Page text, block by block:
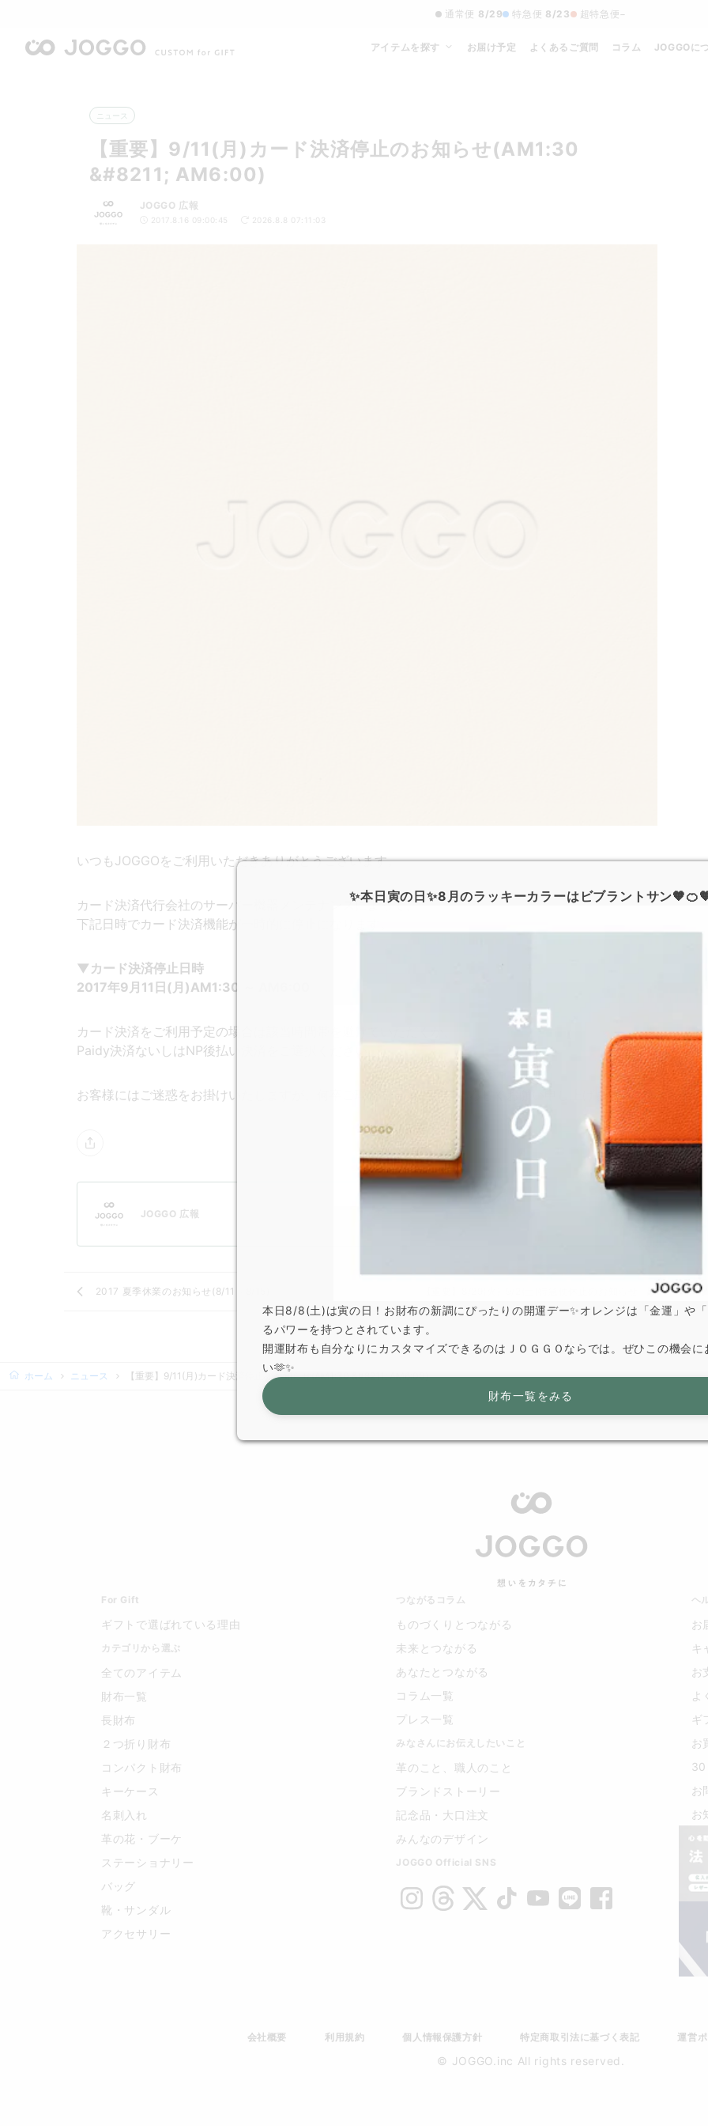
通常便 8/29 特急便 8/23 超特急便−
アイテムを探す お届け予定 よくあるご質問 コラム JOGGOに
ニュース
【重要】9/11(月)カード決済停止のお知らせ(AM1:30
&#8211; AM6:00)
JOGGO 広報
2017.8.16 09:00:45 2026.8.8 07:11:03
いつもJOGGOをご利用いただきありがとうございます。
カード決済代行会社のサーバー機器メンテナンスによって、
下記日時でカード決済機能が一時的に停止になります。
▼カード決済停止日時
2017年9月11日(月)AM1:30 ～ AM6:00
カード決済をご利用予定の場合は該当時間帯を避けていただくか、
Paidy決済ないしはNP後払い決済をご選択ください。
お客様にはご迷惑をお掛けいたしますが、何卒ご理解ご了承のほどよろしくお願い申し上げます。
JOGGO 広報
2017 夏季休業のお知らせ(8/11～8/15)
ホーム ニュース 【重要】9/11(月)カード決済停止のお知らせ(AM1:30 &#8211; AM6:00)
For Gift
ギフトで選ばれている理由
カテゴリから選ぶ
全てのアイテム
財布一覧
長財布
２つ折り財布
コンパクト財布
キーケース
名刺入れ
革の花・ブーケ
ステーショナリー
バッグ
靴・サンダル
アクセサリー
つながるコラム
ものづくりとつながる
未来とつながる
あなたとつながる
コラム一覧
プレス一覧
みなさんにお伝えしたいこと
革のこと、職人のこと
ブランドストーリー
記念品・大口注文
みんなのデザイン
JOGGO Official SNS
ヘ
お
キ
お
よ
ギ
お
30
お
お
会社概要 利用規約 個人情報保護方針 特定商取引法に基づく表記 運営
© JOGGO.inc All rights reserved.
✨本日寅の日✨8月のラッキーカラーはビブラントサン
本日8/8(土)は寅の日！お財布の新調にぴったりの開運デー✨オレンジは「金運」や
るパワーを持つとされています。
開運財布も自分なりにカスタマイズできるのはＪＯＧＧＯならでは。ぜひこの機会
い🫶✨
財布一覧をみる